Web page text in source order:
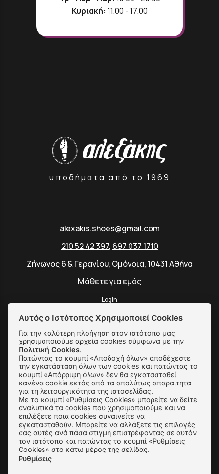
Κυριακή: 11.00 - 17.00
υποδήματα από το 1969
alexakis.shoes@gmail.com
210 52 42 397, 697 037 1710
Ζήνωνος 6 & Γερανίου, Ομόνοια, 10431 Αθήνα
Μάθετε για εμάς
Login
SUBSCRIBE
Αποστολές & Αλλαγές
Τρόποι Παραγγελίας & Πληρωμής
Όροι Χρήσης & Ασφάλεια
Πολιτική Απορρήτου
Ρυθμίσεις Cookies
Αυτός ο Ιστότοπος Χρησιμοποιεί Cookies
Για την καλύτερη πλοήγηση στον ιστότοπο μας
χρησιμοποιούμε αρχεία cookies σύμφωνα με την
Πολιτική Cookies.
Πατώντας το κουμπί «Αποδοχή όλων» αποδέχεστε
την εγκατάσταση όλων των cookies και πατώντας το
κουμπί «Απόρριψη όλων» δεν θα εγκατασταθεί
κανένα cookie εκτός από τα απολύτως απαραίτητα
για τη λειτουργικότητα της ιστοσελίδας.
Με το κουμπί «Ρυθμίσεις Cookies» μπορείτε να δείτε
αναλυτικά τα cookies που χρησιμοποιούμε και να
επιλέξετε ποια cookies συναινείτε να
εγκατασταθούν. Μπορείτε να αλλάξετε τις επιλογές
σας αυτές ανά πάσα στιγμή επιστρέφοντας σε αυτόν
τον ιστότοπο και πατώντας το κουμπί «Ρυθμίσεις
Cookies» στο κάτω μέρος της σελίδας.
Ρυθμίσεις